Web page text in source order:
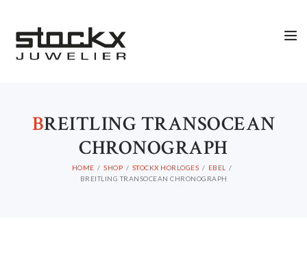
BREITLING TRANSOCEAN
CHRONOGRAPH
HOME SHOP STOCKX HORLOGES
EBEL
BREITLING TRANSOCEAN CHRONOGRAPH
STOCKX SIERADEN
SALE